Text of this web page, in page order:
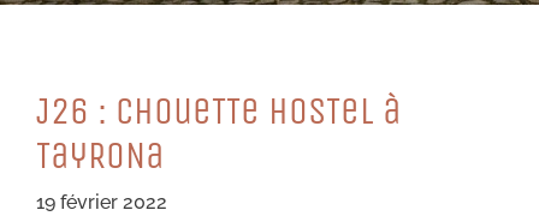
J26 : CHoueTTe HoSTeL à
TayRoNa
19 février 2022